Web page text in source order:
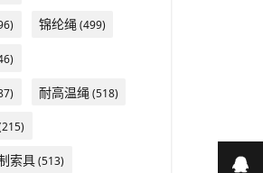
锦纶绳(499)
耐高温绳(518)
索具(513) 在